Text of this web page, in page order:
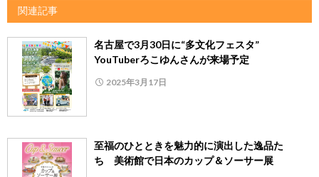
関連記事
名古屋で3月30日に“多文化フェスタ”
YouTuberろこゆんさんが来場予定
2025年3月17日
至福のひとときを魅力的に演出した逸品た
ち 美術館で日本のカップ＆ソーサー展